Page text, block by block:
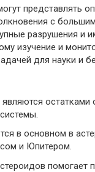
представлять
с
разрушения и
изучение и
для науки и
остатками
в основном в
и Юпитером.
помогает